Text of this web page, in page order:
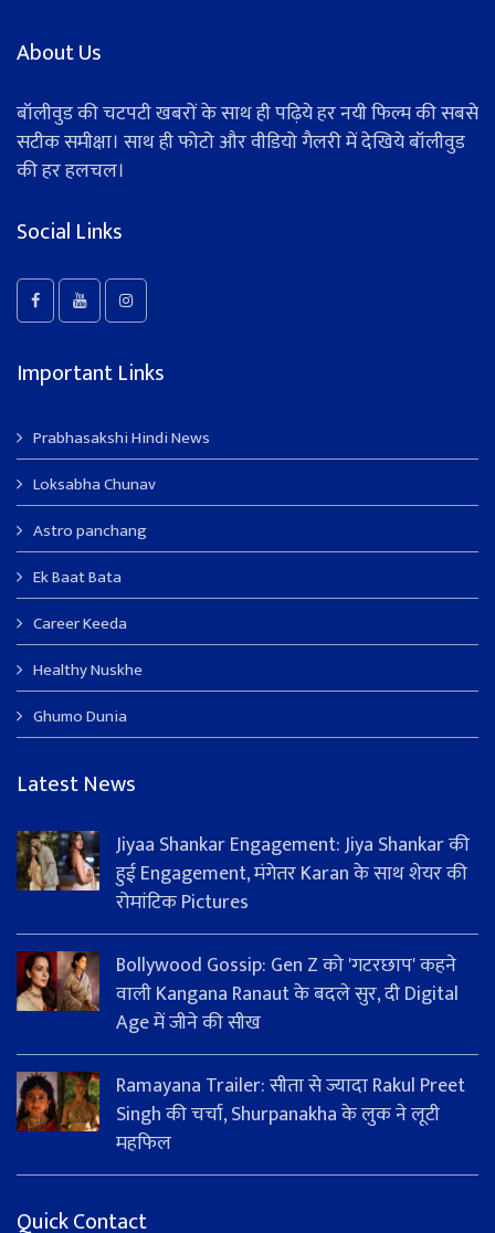
About Us
बॉलीवुड की चटपटी खबरों के साथ ही पढ़िये हर नयी फिल्म की सबसे
सटीक समीक्षा। साथ ही फोटो और वीडियो गैलरी में देखिये बॉलीवुड
की हर हलचल।
Social Links
Important Links
Prabhasakshi Hindi News
Loksabha Chunav
Astro panchang
Ek Baat Bata
Career Keeda
Healthy Nuskhe
Ghumo Dunia
Latest News
Jiyaa Shankar Engagement: Jiya Shankar की
हुई Engagement, मंगेतर Karan के साथ शेयर की
रोमांटिक Pictures
Bollywood Gossip: Gen Z को 'गटरछाप' कहने
वाली Kangana Ranaut के बदले सुर, दी Digital
Age में जीने की सीख
Ramayana Trailer: सीता से ज्यादा Rakul Preet
Singh की चर्चा, Shurpanakha के लुक ने लूटी
महफिल
Quick Contact